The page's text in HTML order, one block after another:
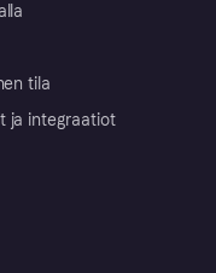
tila
ja integraatiot